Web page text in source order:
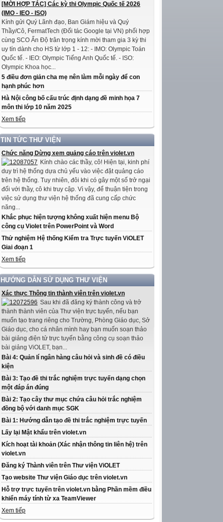
[MỜI HỢP TÁC] Các kỳ thi Olympic Quốc tế 2026
(IMO - IEO - ISO)
Kính gửi Quý Lãnh đạo, Ban Giám hiệu và Quý
Thầy/Cô, FermatTech (Đối tác Google tại VN) phối hợp
cùng SCO Ấn Độ trân trọng kính mời tham gia 3 kỳ thi
uy tín dành cho HS từ lớp 1 - 12: - IMO: Olympic Toán
Quốc tế. - IEO: Olympic Tiếng Anh Quốc tế. - ISO:
Olympic Khoa học...
5 điều đơn giản cha mẹ nên làm mỗi ngày để con
hạnh phúc hơn
Hà Nội công bố cấu trúc định dạng đề minh họa 7
môn thi lớp 10 năm 2025
Xem tiếp
TIN TỨC THƯ VIỆN
Chức năng Dừng xem quảng cáo trên violet.vn
Kính chào các thầy, cô! Hiện tại, kinh phí
duy trì hệ thống dựa chủ yếu vào việc đặt quảng cáo
trên hệ thống. Tuy nhiên, đôi khi có gây một số trở ngại
đối với thầy, cô khi truy cập. Vì vậy, để thuận tiện trong
việc sử dụng thư viện hệ thống đã cung cấp chức
năng...
Khắc phục hiện tượng không xuất hiện menu Bộ
công cụ Violet trên PowerPoint và Word
Thử nghiệm Hệ thống Kiểm tra Trực tuyến ViOLET
Giai đoạn 1
Xem tiếp
HƯỚNG DẪN SỬ DỤNG THƯ VIỆN
Xác thực Thông tin thành viên trên violet.vn
Sau khi đã đăng ký thành công và trở
thành thành viên của Thư viện trực tuyến, nếu bạn
muốn tạo trang riêng cho Trường, Phòng Giáo dục, Sở
Giáo dục, cho cá nhân mình hay bạn muốn soạn thảo
bài giảng điện tử trực tuyến bằng công cụ soạn thảo
bài giảng ViOLET, bạn...
Bài 4: Quản lí ngân hàng câu hỏi và sinh đề có điều
kiện
Bài 3: Tạo đề thi trắc nghiệm trực tuyến dạng chọn
một đáp án đúng
Bài 2: Tạo cây thư mục chứa câu hỏi trắc nghiệm
đồng bộ với danh mục SGK
Bài 1: Hướng dẫn tạo đề thi trắc nghiệm trực tuyến
Lấy lại Mật khẩu trên violet.vn
Kích hoạt tài khoản (Xác nhận thông tin liên hệ) trên
violet.vn
Đăng ký Thành viên trên Thư viện ViOLET
Tạo website Thư viện Giáo dục trên violet.vn
Hỗ trợ trực tuyến trên violet.vn bằng Phần mềm điều
khiển máy tính từ xa TeamViewer
Xem tiếp